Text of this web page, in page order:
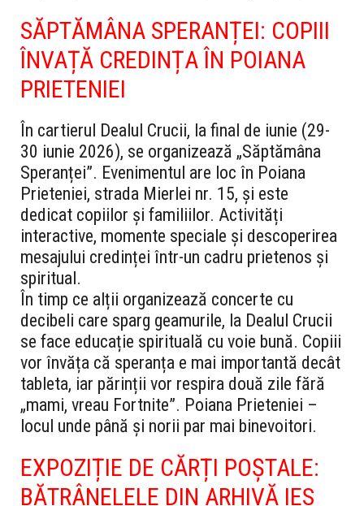
SĂPTĂMÂNA SPERANȚEI: COPIII
ÎNVAȚĂ CREDINȚA ÎN POIANA
PRIETENIEI
În cartierul Dealul Crucii, la final de iunie (29-
30 iunie 2026), se organizează „Săptămâna
Speranței”. Evenimentul are loc în Poiana
Prieteniei, strada Mierlei nr. 15, și este
dedicat copiilor și familiilor. Activități
interactive, momente speciale și descoperirea
mesajului credinței într-un cadru prietenos și
spiritual.
În timp ce alții organizează concerte cu
decibeli care sparg geamurile, la Dealul Crucii
se face educație spirituală cu voie bună. Copiii
vor învăța că speranța e mai importantă decât
tableta, iar părinții vor respira două zile fără
„mami, vreau Fortnite”. Poiana Prieteniei –
locul unde până și norii par mai binevoitori.
EXPOZIȚIE DE CĂRȚI POȘTALE:
BĂTRÂNELELE DIN ARHIVĂ IES